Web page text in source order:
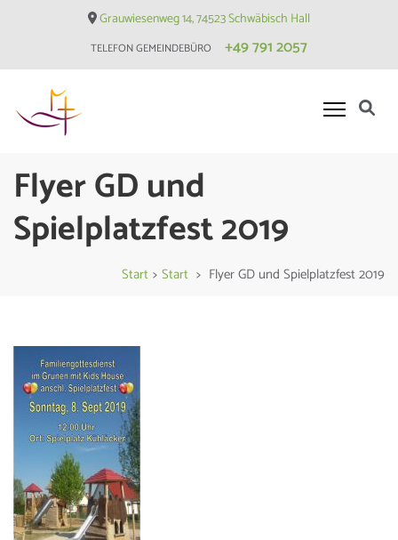
Grauwiesenweg 14, 74523 Schwäbisch Hall
TELEFON GEMEINDEBÜRO +49 791 2057
Hessental
Flyer GD und
Spielplatzfest 2019
Start > Start > Flyer GD und Spielplatzfest 2019